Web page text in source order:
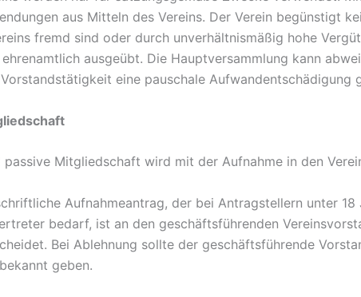
aus Mitteln des Vereins. Der Verein begünstigt
fremd sind oder durch unverhältnismäßig hohe
ausgeübt. Die Hauptversammlung kann
eine pauschale Aufwandentschädigung
Mitgliedschaft wird mit der Aufnahme in den
Aufnahmeantrag, der bei Antragstellern unter
bedarf, ist an den geschäftsführenden
Bei Ablehnung sollte der geschäftsführende
geben.